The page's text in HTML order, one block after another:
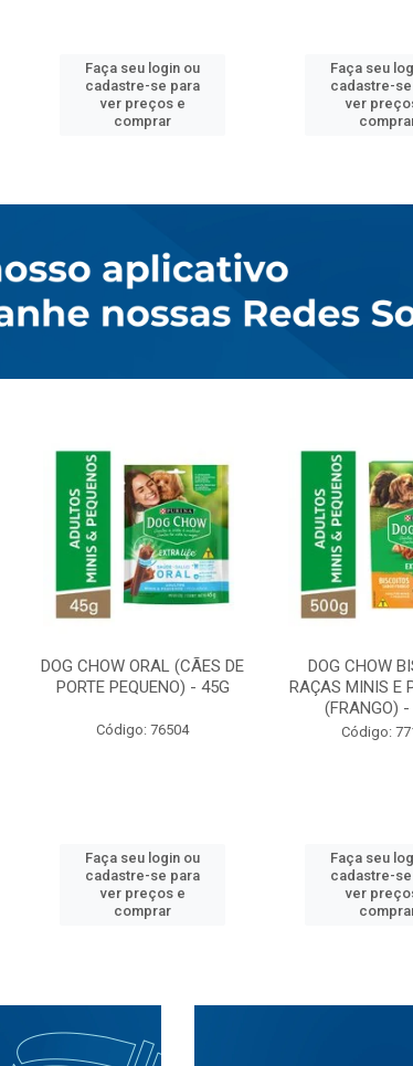
Faça seu login ou
cadastre-se para
ver preços e
comprar
Faça seu
cadastre-
ver
DOG CHOW ORAL (CÃES DE
PORTE PEQUENO) - 45G
Código: 76504
Faça seu login ou
cadastre-se para
ver preços e
comprar
DOG CHOW
RAÇAS MINIS E
(FRANGO)
Código:
Faça seu
cadastre-
ver